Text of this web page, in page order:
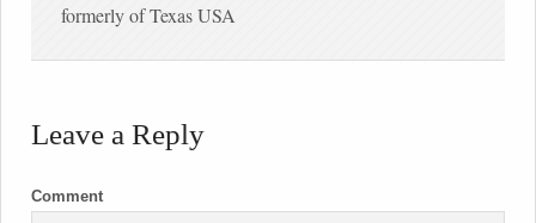
formerly of Texas USA
Leave a Reply
Comment